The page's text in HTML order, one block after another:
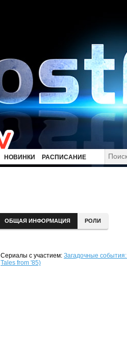
НОВИНКИ РАСПИСАНИЕ
ОБЩАЯ ИНФОРМАЦИЯ РОЛИ
Сериалы с участием: Загадочные
Tales from '85)